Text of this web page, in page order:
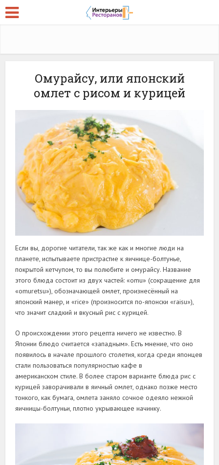
Омурайсу, или японский
омлет с рисом и курицей
Если вы, дорогие читатели, так же как и многие люди на
планете, испытываете пристрастие к яичнице-болтунье,
покрытой кетчупом, то вы полюбите и омурайсу. Название
этого блюда состоит из двух частей: «omu» (сокращение для
«omuretsu»), обозначающей омлет, произнесённый на
японский манер, и «rice» (произносится по-японски «raisu»),
что значит сладкий и вкусный рис с курицей.
О происхождении этого рецепта ничего не известно. В
Японии блюдо считается «западным». Есть мнение, что оно
появилось в начале прошлого столетия, когда среди японцев
стали пользоваться популярностью кафе в
американском стиле. В более старом варианте блюда рис с
курицей заворачивали в яичный омлет, однако позже место
тонкого, как бумага, омлета заняло сочное одеяло нежной
яичницы-болтуньи, плотно укрывающее начинку.